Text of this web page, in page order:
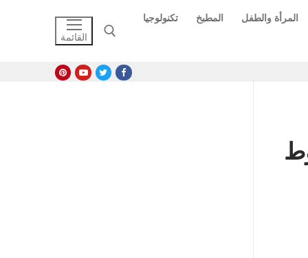
المرأة والطفل المطبخ تكنولوجيا
القائمة
الشروط